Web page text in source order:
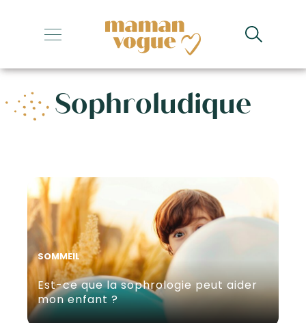
+
+
+
+
Sophroludique
SOMMEIL
Est-ce que la sophrologie peut aider
mon enfant ?